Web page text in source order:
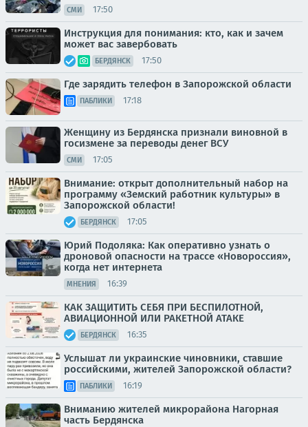
СМИ 17:50
Инструкция для понимания: кто, как и зачем
может вас завербовать
БЕРДЯНСК 17:50
Где зарядить телефон в Запорожской области
ПАБЛИКИ 17:18
Женщину из Бердянска признали виновной в
госизмене за переводы денег ВСУ
СМИ 17:05
Внимание: открыт дополнительный набор на
программу «Земский работник культуры» в
Запорожской области!
БЕРДЯНСК 17:05
Юрий Подоляка: Как оперативно узнать о
дроновой опасности на трассе «Новороссия»,
когда нет интернета
МНЕНИЯ 16:39
КАК ЗАЩИТИТЬ СЕБЯ ПРИ БЕСПИЛОТНОЙ,
АВИАЦИОННОЙ ИЛИ РАКЕТНОЙ АТАКЕ
БЕРДЯНСК 16:35
Услышат ли украинские чиновники, ставшие
российскими, жителей Запорожской области?
ПАБЛИКИ 16:19
Вниманию жителей микрорайона Нагорная
часть Бердянска